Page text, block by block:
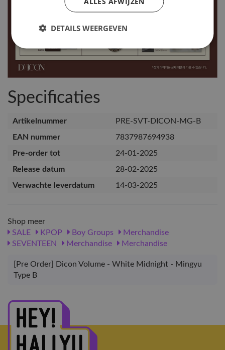
Specificaties
Artikelnummer
PRE-SVT-DICON-MG-B
EAN nummer
7837987694938
Pre-order tot
24-01-2025
Release datum
28-02-2025
Verwachte leverdatum
14-03-2025
Shop meer
SALE
KPOP Boy Groups
Merchandise
SEVENTEEN
Merchandise Merchandise
[Pre Order] Dicon Volume - White Midnight - Mingyu
Type B
DETAILS WEERGEVEN